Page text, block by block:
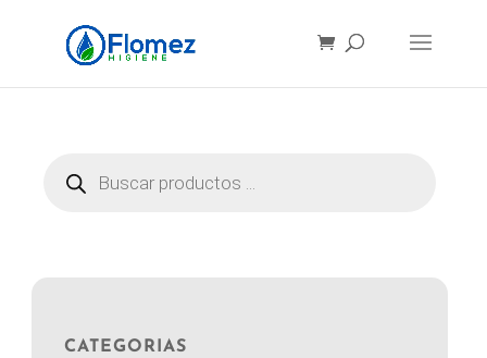
productos
productos
CATEGORIAS